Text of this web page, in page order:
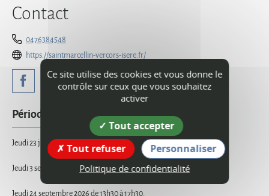
Contact
0476384548
https://saintmarcellin-vercors-isere.fr/
Périodes d'ouverture
Jeudi 23 juillet 2026 de 13h30 à 17h30.
Jeudi 3 septembre 2026 de 13h30 à 17h30.
Jeudi 24 septembre 2026 de 13h30 à 17h30.
Ce site utilise des cookies et vous donne le
contrôle sur ceux que vous souhaitez
activer
Tout accepter
Tout refuser
Personnaliser
Politique de confidentialité